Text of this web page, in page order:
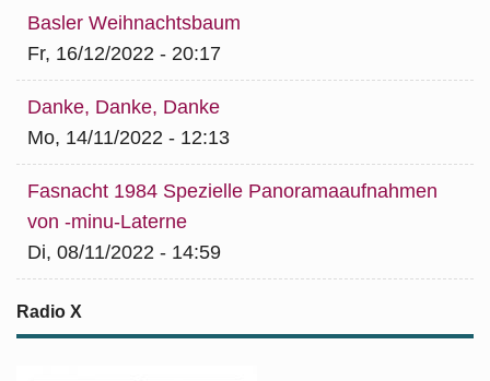
Basler Weihnachtsbaum
Fr, 16/12/2022 - 20:17
Danke, Danke, Danke
Mo, 14/11/2022 - 12:13
Fasnacht 1984 Spezielle Panoramaaufnahmen
von -minu-Laterne
Di, 08/11/2022 - 14:59
Radio X